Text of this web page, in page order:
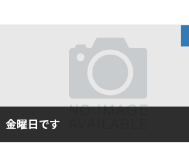
金曜日です